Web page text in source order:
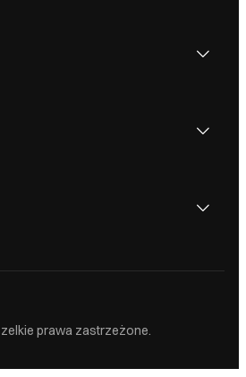
Dodaj do koszyka
prawa zastrzeżone.